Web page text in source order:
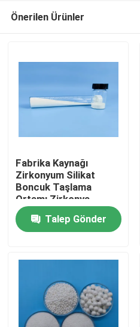
Ürünler
Hakkımızda
Kalite kontrol
Önerilen Ürünler
Fabrika Kaynağı
Zirkonyum Silikat
Boncuk Taşlama
Ortamı Zirkonya
Seramik Toplar
Talep Gönder